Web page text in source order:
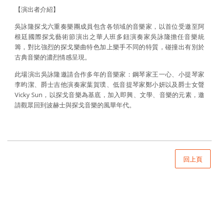
【演出者介紹】
吳詠隆探戈六重奏樂團成員包含各領域的音樂家，以首位受邀至阿
根廷國際探戈藝術節演出之華人班多鈕演奏家吳詠隆擔任音樂統
籌，對比強烈的探戈樂曲特色加上樂手不同的特質，碰撞出有別於
古典音樂的濃烈情感呈現。
此場演出吳詠隆邀請合作多年的音樂家：鋼琴家王一心、小提琴家
李昀潔、爵士吉他演奏家葉賀璞、低音提琴家鄭小妍以及爵士女聲
Vicky Sun，以探戈音樂為基底，加入即興、文學、音樂的元素，邀
請觀眾回到波赫士與探戈音樂的風華年代。
回上頁